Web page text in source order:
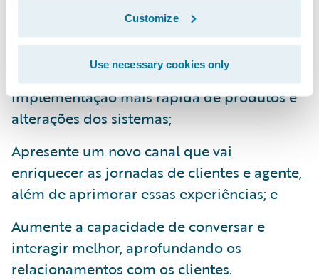
Customize
Use necessary cookies only
seja mais ágil e flexível, possibilitando a
implementação mais rápida de produtos e
alterações dos sistemas;
Apresente um novo canal que vai
enriquecer as jornadas de clientes e agente,
além de aprimorar essas experiências; e
Aumente a capacidade de conversar e
interagir melhor, aprofundando os
relacionamentos com os clientes.